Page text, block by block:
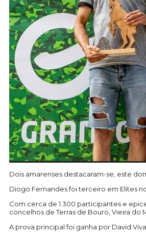
Dois amarenses destacaram-se, este
Diogo Fernandes foi terceiro em Elites
Com cerca de 1.300 participantes e
concelhos de Terras de Bouro, Vieira do
A prova principal foi ganha por David